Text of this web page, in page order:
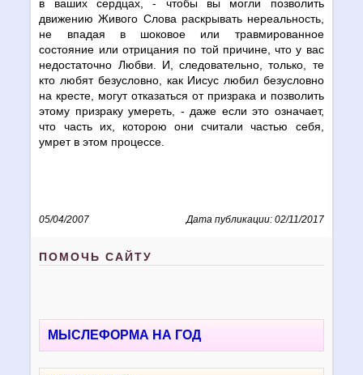
в ваших сердцах, - чтобы вы могли позволить
движению Живого Слова раскрывать нереальность,
не впадая в шоковое или травмированное
состояние или отрицания по той причине, что у вас
недостаточно Любви. И, следовательно, только, те
кто любят безусловно, как Иисус любил безусловно
на кресте, могут отказаться от призрака и позволить
этому призраку умереть, - даже если это означает,
что часть их, которою они считали частью себя,
умрет в этом процессе.
05/04/2007 Дата публикации: 02/11/2017
ПОМОЧЬ САЙТУ
МЫСЛЕФОРМА НА ГОД